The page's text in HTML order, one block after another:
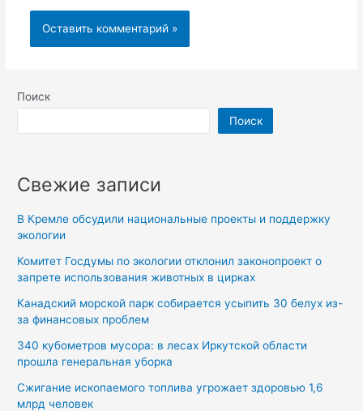
Поиск
Поиск
Свежие записи
В Кремле обсудили национальные проекты и поддержку
экологии
Комитет Госдумы по экологии отклонил законопроект о
запрете использования животных в цирках
Канадский морской парк собирается усыпить 30 белух из-
за финансовых проблем
340 кубометров мусора: в лесах Иркутской области
прошла генеральная уборка
Сжигание ископаемого топлива угрожает здоровью 1,6
млрд человек